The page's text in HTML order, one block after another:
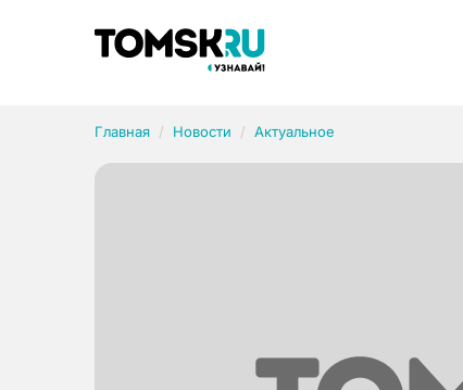
Главная Новости Актуальное
Рубрики